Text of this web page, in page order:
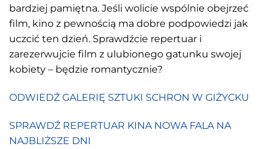
bardziej pamiętna. Jeśli wolicie wspólnie obejrzeć
film, kino z pewnością ma dobre podpowiedzi jak
uczcić ten dzień. Sprawdźcie repertuar i
zarezerwujcie film z ulubionego gatunku swojej
kobiety – będzie romantycznie?
ODWIEDŹ GALERIĘ SZTUKI SCHRON W GIŻYCKU
SPRAWDŹ REPERTUAR KINA NOWA FALA NA
NAJBLIŻSZE DNI